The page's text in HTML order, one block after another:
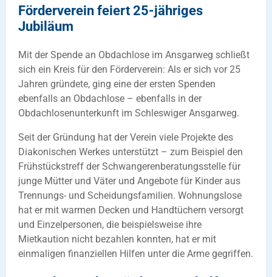
Förderverein feiert 25-jähriges
Jubiläum
Mit der Spende an Obdachlose im Ansgarweg schließt
sich ein Kreis für den Förderverein: Als er sich vor 25
Jahren gründete, ging eine der ersten Spenden
ebenfalls an Obdachlose – ebenfalls in der
Obdachlosenunterkunft im Schleswiger Ansgarweg.
Seit der Gründung hat der Verein viele Projekte des
Diakonischen Werkes unterstützt – zum Beispiel den
Frühstückstreff der Schwangerenberatungsstelle für
junge Mütter und Väter und Angebote für Kinder aus
Trennungs- und Scheidungsfamilien. Wohnungslose
hat er mit warmen Decken und Handtüchern versorgt
und Einzelpersonen, die beispielsweise ihre
Mietkaution nicht bezahlen konnten, hat er mit
einmaligen finanziellen Hilfen unter die Arme gegriffen.